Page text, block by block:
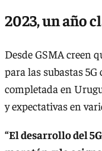
2023, un año
Desde GSMA creen
para las subastas
completada en
y expectativas en
“El desarrollo del